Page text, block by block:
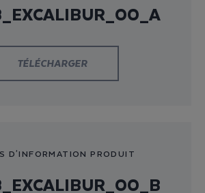
TÉLÉCHARGER
D'INFORMATION PRODUIT